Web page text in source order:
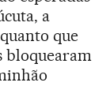
a
que
bloquearam